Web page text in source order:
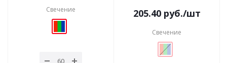
Свечение 205.40руб./шт
Свечение